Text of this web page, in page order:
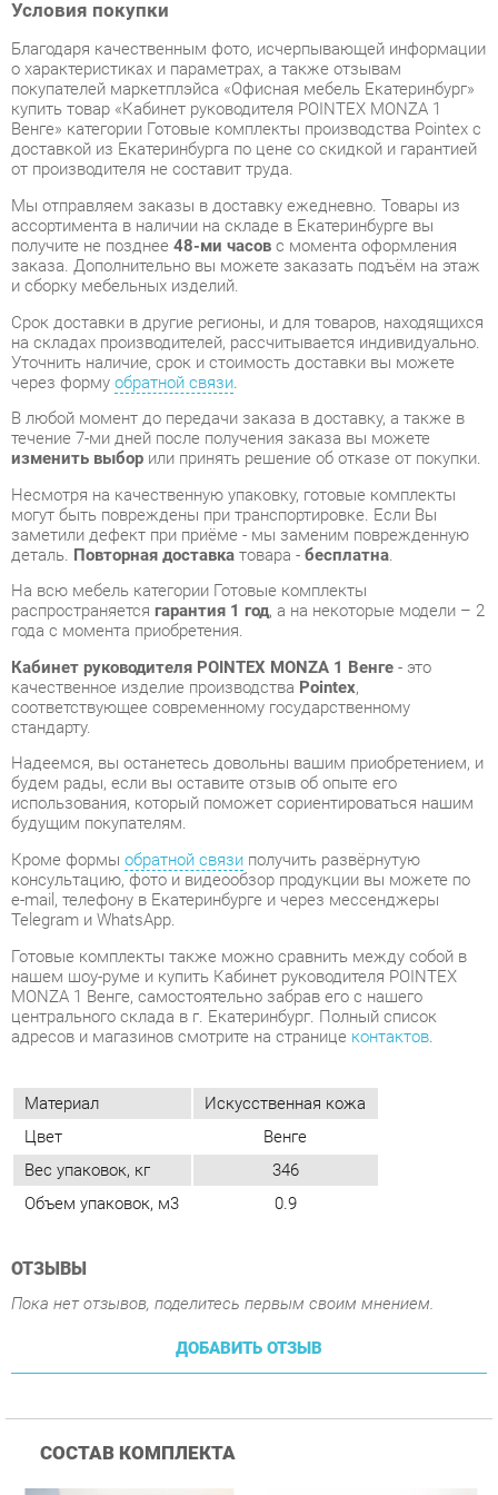
покупателей маркетплэйса «Офисная мебель Екатеринбург»
купить товар «Кабинет руководителя POINTEX MONZA 1
Венге» категории Готовые комплекты производства Pointex с
доставкой из Екатеринбурга по цене со скидкой и гарантией
от производителя не составит труда.
Мы отправляем заказы в доставку ежедневно. Товары из
ассортимента в наличии на складе в Екатеринбурге вы
получите не позднее48-ми часовс момента оформления
заказа. Дополнительно вы можете заказать подъём на этаж
Срок доставки в другие регионы, и для товаров, находящихся
на складах производителей, рассчитывается индивидуально.
Уточнить наличие, срок и стоимость доставки вы можете
через формуобратной связи.
В любой момент до передачи заказа в доставку, а также в
течение 7-ми дней после получения заказа вы можете
изменить выборили принять решение об отказе от покупки.
Несмотря на качественную упаковку, готовые комплекты
могут быть повреждены при транспортировке. Если Вы
заметили дефект при приёме - мы заменим поврежденную
деталь.Повторная доставкатовара -бесплатна.
На всю мебель категории Готовые комплекты
распространяетсягарантия 1 год , а на некоторые модели – 2
года с момента приобретения.
Кабинет руководителя POINTEX MONZA 1 Венге- это
качественное изделие производства
соответствующее современному государственному
стандарту.
будем рады, если вы оставите отзыв об опыте его
использования, который поможет сориентироваться нашим
будущим покупателям.
консультацию, фото и видеообзор продукции вы можете по
e-mail, телефону в Екатеринбурге и через мессенджеры
Telegram и WhatsApp.
Готовые комплекты также можно сравнить между собой в
нашем шоу-руме и купить Кабинет руководителя POINTEX
MONZA 1 Венге, самостоятельно забрав его с нашего
центрального склада в г. Екатеринбург. Полный список
адресов и магазинов смотрите на странице
Материал
Искусственная кожа
Цвет
Венге
Вес упаковок, кг
346
ОТЗЫВЫ
Пока нет отзывов, поделитесь первым своим мнением.
ДОБАВИТЬ ОТЗЫВ
СОСТАВ КОМПЛЕКТА